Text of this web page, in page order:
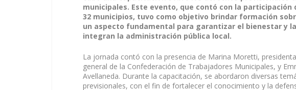
municipales. Este evento, que contó con la
32 municipios, tuvo como objetivo brindar formación
un aspecto fundamental para garantizar el bienestar y
integran la administración pública local.
La jornada contó con la presencia de Marina Moretti,
general de la Confederación de Trabajadores Municipales, y
Avellaneda. Durante la capacitación, se abordaron diversas
previsionales, con el fin de fortalecer el conocimiento y la